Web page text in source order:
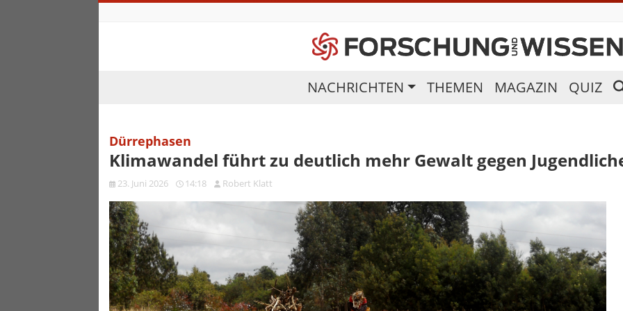
NACHRICHTEN THEMEN MAGAZIN QUIZ
Dürrephasen
Klimawandel führt zu deutlich mehr Gewalt gegen
23. Juni 2026 14:18 Robert Klatt